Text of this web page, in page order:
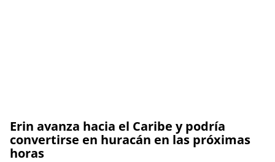
Erin avanza hacia el Caribe y podría
convertirse en huracán en las próximas
horas